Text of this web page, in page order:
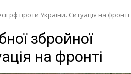
рф проти України. Ситуація на фронті
збройної
на фронті